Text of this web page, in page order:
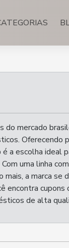
mercado
Oferecendo
a escolha ideal
uma linha
a marca
encontra
de alta